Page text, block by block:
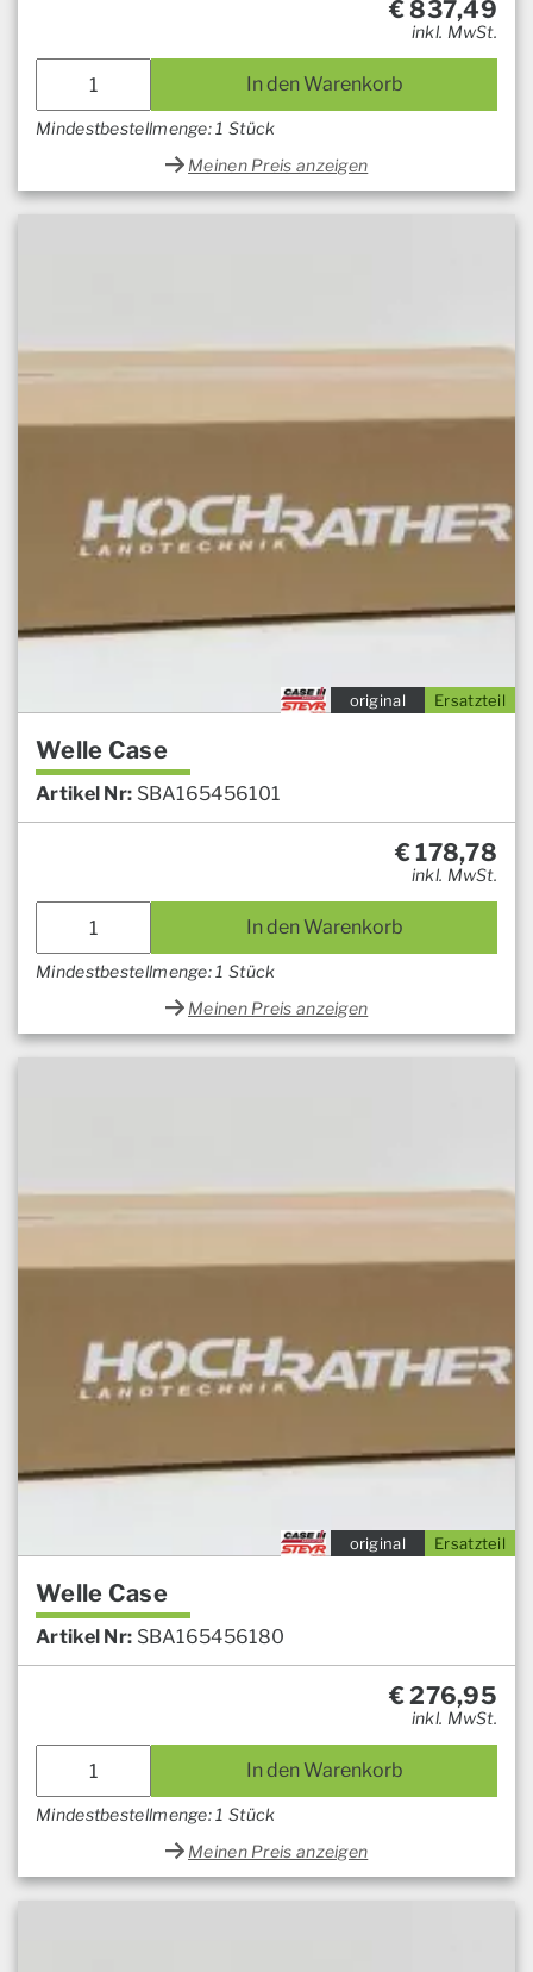
€837,49
inkl. MwSt.
In den Warenkorb
Mindestbestellmenge: 1 Stück
Meinen Preis anzeigen
Ersatzteil
original
Welle Case
Artikel Nr: SBA165456101
€178,78
inkl. MwSt.
In den Warenkorb
Mindestbestellmenge: 1 Stück
Meinen Preis anzeigen
Ersatzteil
original
Welle Case
Artikel Nr: SBA165456180
€276,95
inkl. MwSt.
In den Warenkorb
Mindestbestellmenge: 1 Stück
Meinen Preis anzeigen